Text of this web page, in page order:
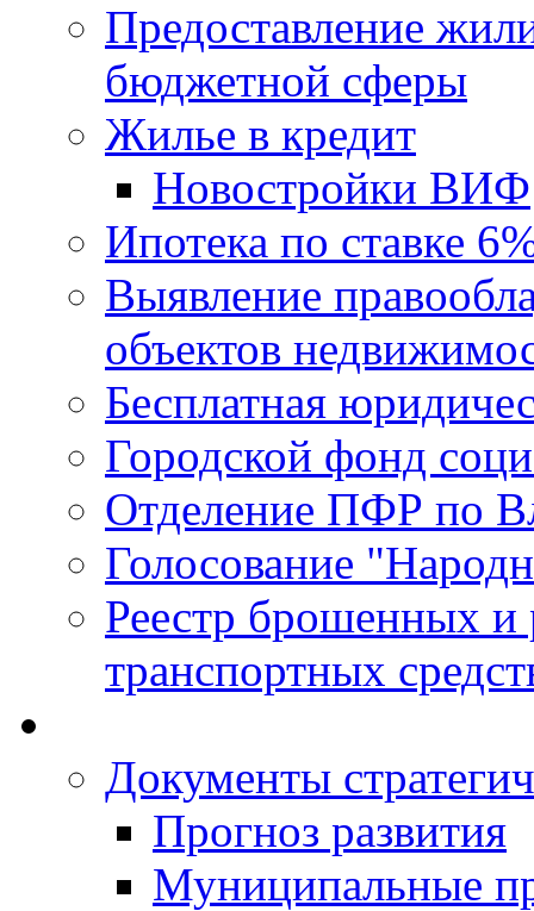
Предоставление
бюджетной сферы
Жилье в кредит
Новостройки ВИФ
Ипотека по ставке
Выявление
объектов
Бесплатная
Городской фонд
Отделение ПФР по
Голосование
Реестр брошенных и
транспортных
Документы
Прогноз развития
Муниципальные